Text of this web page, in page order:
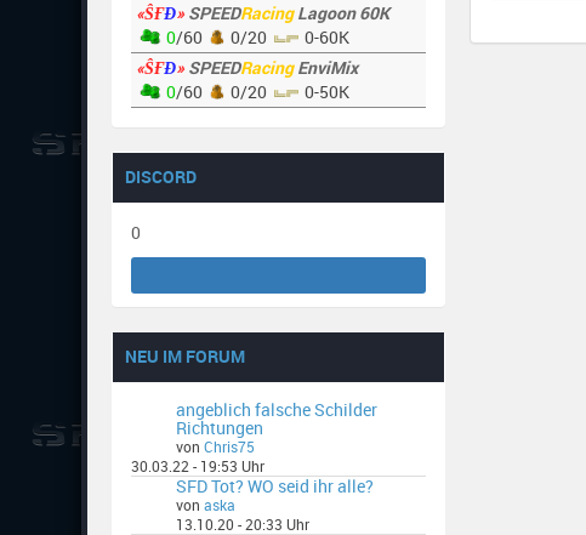
«ŜҒĐ» SPEEDRacingLagoon 60K
0/60 0/20
0-60K
«ŜҒĐ» SPEEDRacingEnviMix
0/60 0/20 0-50K
DISCORD
0
NEU IM FORUM
angeblich falsche Schilder
Richtungen
vonChris75
30.03.22 - 19:53 Uhr
SFD Tot? WO seid ihr alle?
vonaska
13.10.20 - 20:33 Uhr